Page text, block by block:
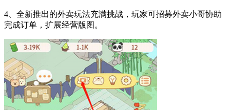
4、全新推出的外卖玩法充满挑战，玩家可招募外卖小哥协助
完成订单，扩展经营版图。